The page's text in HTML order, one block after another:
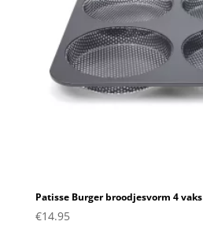
Patisse Burger broodjesvorm 4 vaks
€14.95